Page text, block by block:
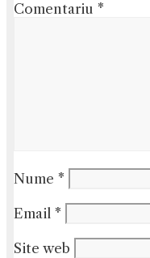
Comentariu *
Nume *
Email *
Site web